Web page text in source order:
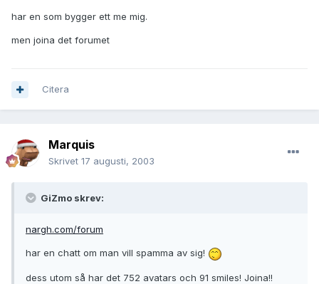
har en som bygger ett me mig.
men joina det forumet
Citera
Marquis
Skrivet 17 augusti, 2003
GiZmo skrev:
nargh.com/forum
har en chatt om man vill spamma av sig!
dess utom så har det 752 avatars och 91 smiles! Joina!!